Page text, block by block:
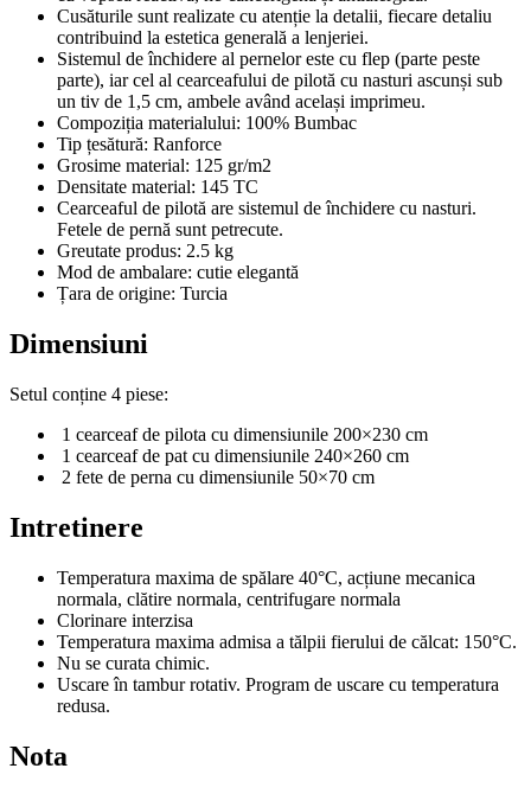
Cusăturile sunt realizate cu atenție la detalii, fiecare detaliu
contribuind la estetica generală a lenjeriei.
Sistemul de închidere al pernelor este cu flep (parte peste
parte), iar cel al cearceafului de pilotă cu nasturi ascunși sub
un tiv de 1,5 cm, ambele având același imprimeu.
Compoziția materialului: 100% Bumbac
Tip țesătură: Ranforce
Grosime material: 125 gr/m2
Densitate material: 145 TC
Cearceaful de pilotă are sistemul de închidere cu nasturi.
Fetele de pernă sunt petrecute.
Greutate produs: 2.5 kg
Mod de ambalare: cutie elegantă
Țara de origine: Turcia
Dimensiuni
Setul conține 4 piese:
1 cearceaf de pilota cu dimensiunile 200×230 cm
1 cearceaf de pat cu dimensiunile 240×260 cm
2 fete de perna cu dimensiunile 50×70 cm
Intretinere
Temperatura maxima de spălare 40°C, acțiune mecanica
normala, clătire normala, centrifugare normala
Clorinare interzisa
Temperatura maxima admisa a tălpii fierului de călcat: 150°C.
Nu se curata chimic.
Uscare în tambur rotativ. Program de uscare cu temperatura
redusa.
Nota